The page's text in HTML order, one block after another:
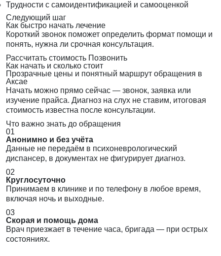
Трудности с самоидентификацией и самооценкой
Следующий шаг
Как быстро начать лечение
Короткий звонок поможет определить формат помощи и
понять, нужна ли срочная консультация.
Рассчитать стоимость Позвонить
Как начать и сколько стоит
Прозрачные цены и понятный маршрут обращения в
Аксае
Начать можно прямо сейчас — звонок, заявка или
изучение прайса. Диагноз на слух не ставим, итоговая
стоимость известна после консультации.
Что важно знать до обращения
01
Анонимно и без учёта
Данные не передаём в психоневрологический
диспансер, в документах не фигурирует диагноз.
02
Круглосуточно
Принимаем в клинике и по телефону в любое время,
включая ночь и выходные.
03
Скорая и помощь дома
Врач приезжает в течение часа, бригада — при острых
состояниях.